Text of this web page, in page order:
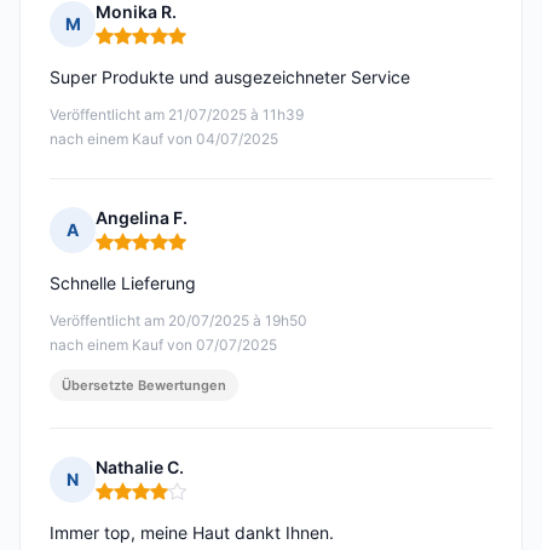
M
Monika R.
Hinweis: 5 von 5
Veröffentlicht am 21/07/2025 à 11h39
nach einem Kauf von 04/07/2025
Super Produkte und ausgezeichneter Service
A
Angelina F.
Hinweis: 5 von 5
Veröffentlicht am 20/07/2025 à 19h50
nach einem Kauf von 07/07/2025
Schnelle Lieferung
Übersetzte Bewertungen
N
Nathalie C.
Hinweis: 4 von 5
Immer top, meine Haut dankt Ihnen.